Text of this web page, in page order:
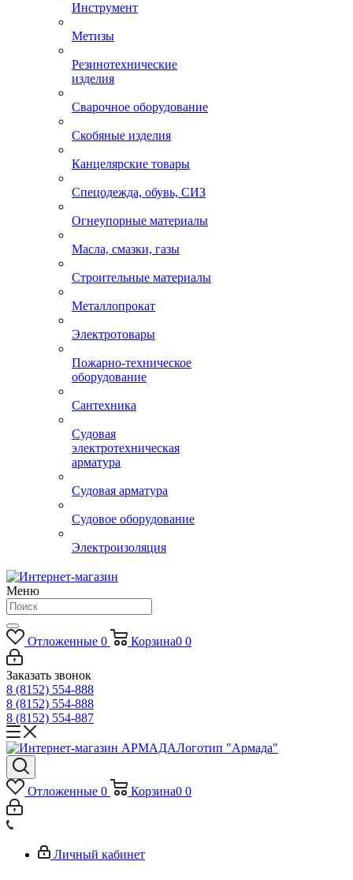
Инструмент
Метизы
Резинотехнические
изделия
Сварочное оборудование
Скобяные изделия
Канцелярские товары
Спецодежда, обувь, СИЗ
Огнеупорные материалы
Масла, смазки, газы
Строительные материалы
Металлопрокат
Электротовары
Пожарно-техническое
оборудование
Сантехника
Судовая
электротехническая
арматура
Судовая арматура
Судовое оборудование
Электроизоляция
Меню
Отложенные 0 Корзина0 0
Заказать звонок
8 (8152) 554-888
8 (8152) 554-888
8 (8152) 554-887
Логотип "Армада"
Отложенные 0 Корзина0 0
Личный кабинет